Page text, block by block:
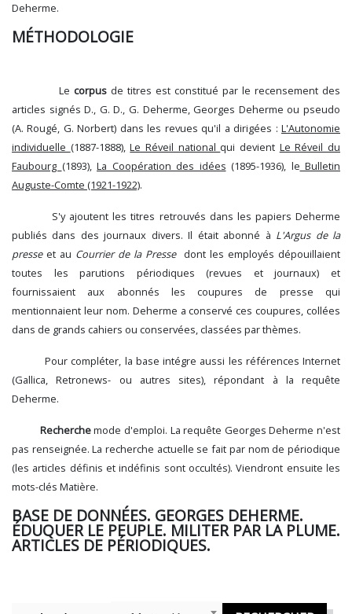
Deherme.
MÉTHODOLOGIE
Le corpus de titres est constitué par le recensement des
articles signés D., G. D., G. Deherme, Georges Deherme ou pseudo
(A. Rougé, G. Norbert) dans les revues qu'il a dirigées : L'Autonomie
individuelle (1887-1888),Le Réveil national qui devient Le Réveil du
Faubourg (1893), La Coopération des idées (1895-1936), le Bulletin
Auguste-Comte (1921-1922).
S'y ajoutent les titres retrouvés dans les papiers Deherme
publiés dans des journaux divers. Il était abonné à L'Argus de la
presseet au Courrier de la Pressedont les employés dépouillaient
toutes les parutions périodiques (revues et journaux) et
fournissaient aux abonnés les coupures de presse qui
mentionnaient leur nom. Deherme a conservé ces coupures, collées
dans de grands cahiers ou conservées, classées par thèmes.
Pour compléter, la base intégre aussi les références Internet
(Gallica, Retronews- ou autres sites), répondant à la requête
Deherme.
Recherchemode d'emploi. La requête Georges Deherme n'est
pas renseignée. La recherche actuelle se fait par nom de périodique
(les articles définis et indéfinis sont occultés). Viendront ensuite les
mots-clés Matière.
BASE DE DONNÉES. GEORGES DEHERME.
ÉDUQUER LE PEUPLE. MILITER PAR LA PLUME.
ARTICLES DE PÉRIODIQUES.
Mots Clefs